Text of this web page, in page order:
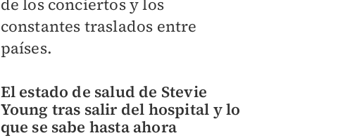
constantes traslados entre
países.
El estado de salud de Stevie
Young tras salir del hospital y lo
que se sabe hasta ahora